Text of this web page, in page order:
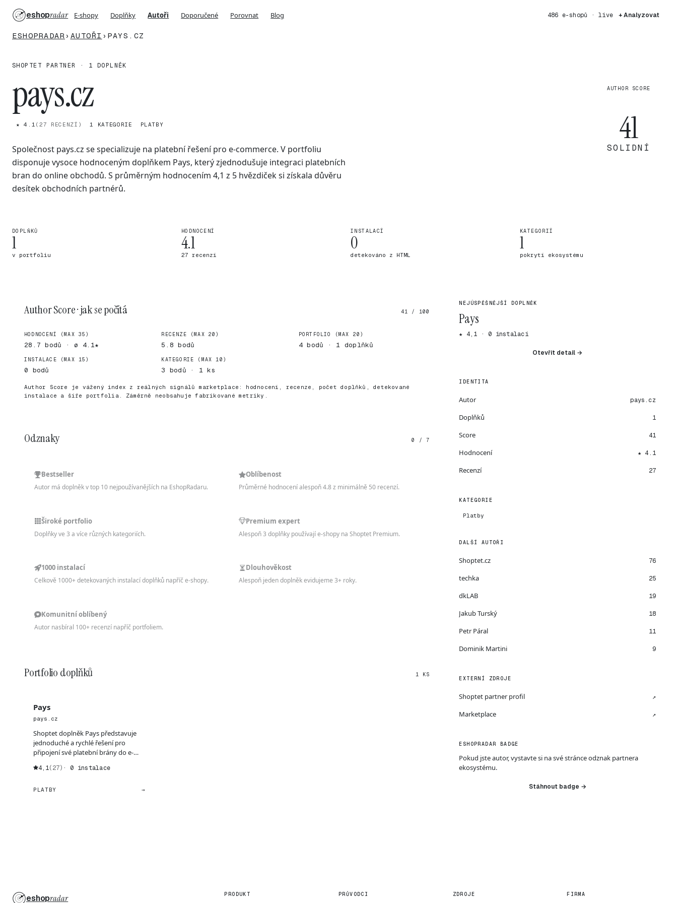
eshopradar E-shopy Doplňky Autoři Doporučené Porovnat Blog 486 e-shopů · live + Analyzovat
ESHOPRADAR › AUTOŘI › PAYS.CZ
SHOPTET PARTNER · 1 DOPLNĚK
pays.cz
★ 4.1 (27 RECENZÍ) 1 KATEGORIE PLATBY
Společnost pays.cz se specializuje na platební řešení pro e-commerce. V portfoliu
disponuje vysoce hodnoceným doplňkem Pays, který zjednodušuje integraci platebních
bran do online obchodů. S průměrným hodnocením 4,1 z 5 hvězdiček si získala důvěru
desítek obchodních partnérů.
AUTHOR SCORE
41
SOLIDNÍ
DOPLŇKŮ
1
v portfoliu
HODNOCENÍ
4.1
27 recenzí
INSTALACÍ
0
detekováno z HTML
KATEGORIÍ
1
pokrytí ekosystému
Author Score · jak se počítá 41 / 100
HODNOCENÍ (MAX 35)
28.7 bodů · ø 4.1★
RECENZE (MAX 20)
5.8 bodů
PORTFOLIO (MAX 20)
4 bodů · 1 doplňků
INSTALACE (MAX 15)
0 bodů
KATEGORIE (MAX 10)
3 bodů · 1 ks
Author Score je vážený index z reálných signálů marketplace: hodnocení, recenze, počet doplňků, detekované
instalace a šíře portfolia. Záměrně neobsahuje fabrikované metriky.
Odznaky 0 / 7
Bestseller
Autor má doplněk v top 10 nejpoužívanějších na EshopRadaru.
Oblíbenost
Průměrné hodnocení alespoň 4.8 z minimálně 50 recenzí.
Široké portfolio
Doplňky ve 3 a více různých kategoriích.
Premium expert
Alespoň 3 doplňky používají e-shopy na Shoptet Premium.
1000 instalací
Celkově 1000+ detekovaných instalací doplňků napříč e-shopy.
Dlouhověkost
Alespoň jeden doplněk evidujeme 3+ roky.
Komunitní oblíbený
Autor nasbíral 100+ recenzí napříč portfoliem.
Portfolio doplňků 1 KS
Pays
pays.cz
Shoptet doplněk Pays představuje
jednoduché a rychlé řešení pro
připojení své platební brány do e-
4,1(27) · 0 instalace
PLATBY →
NEJÚSPĚŠNĚJŠÍ DOPLNĚK
Pays
★ 4,1 · 0 instalací
Otevřít detail →
IDENTITA
Autor pays.cz
Doplňků 1
Score 41
Hodnocení ★ 4.1
Recenzí 27
KATEGORIE
Platby
DALŠÍ AUTOŘI
Shoptet.cz 76
techka 25
dkLAB 19
Jakub Turský 18
Petr Páral 11
Dominik Martini 9
EXTERNÍ ZDROJE
Shoptet partner profil ↗
Marketplace ↗
ESHOPRADAR BADGE
Pokud jste autor, vystavte si na své stránce odznak partnera
ekosystému.
Stáhnout badge →
eshopradar PRODUKT PRŮVODCI ZDROJE FIRMA